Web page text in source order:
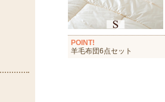
POINT!
羊毛布団6点セット